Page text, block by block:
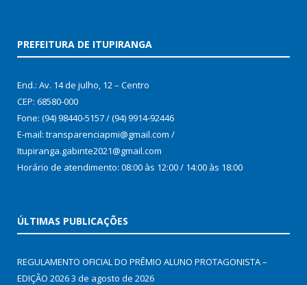
PREFEITURA DE ITUPIRANGA
End.: Av. 14 de julho, 12 – Centro
CEP: 68580-000
Fone: (94) 98440-5157 / (94) 9914-92446
E-mail: transparenciapmi@gmail.com /
Itupiranga.gabinte2021@gmail.com
Horário de atendimento: 08:00 às 12:00 / 14:00 às 18:00
ÚLTIMAS PUBLICAÇÕES
REGULAMENTO OFICIAL DO PRÊMIO ALUNO PROTAGONISTA –
EDIÇÃO 20263 de agosto de 2026